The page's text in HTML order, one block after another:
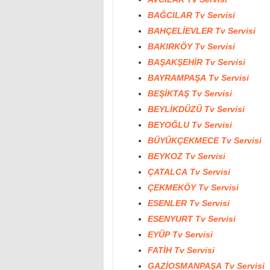
BAĞCILAR Tv Servisi
BAHÇELİEVLER Tv Servisi
BAKIRKÖY Tv Servisi
BAŞAKŞEHİR Tv Servisi
BAYRAMPAŞA Tv Servisi
BEŞİKTAŞ Tv Servisi
BEYLİKDÜZÜ Tv Servisi
BEYOĞLU Tv Servisi
BÜYÜKÇEKMECE Tv Servisi
BEYKOZ Tv Servisi
ÇATALCA Tv Servisi
ÇEKMEKÖY Tv Servisi
ESENLER Tv Servisi
ESENYURT Tv Servisi
EYÜP Tv Servisi
FATİH Tv Servisi
GAZİOSMANPAŞA Tv Servisi